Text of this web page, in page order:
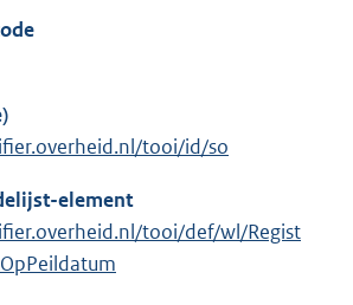
tooi/id/so
element
tooi/def/wl/Regist